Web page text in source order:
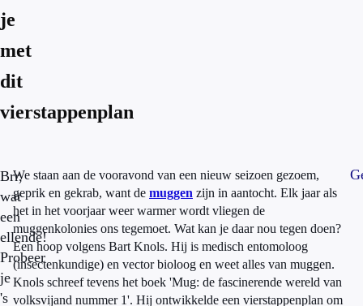
je
met
dit
vierstappenplan
Brr,
wat
een
ellende!
Probeer
je
's
We staan aan de vooravond van een nieuw seizoen gezoem,
geprik en gekrab, want de muggen zijn in aantocht. Elk jaar als
het in het voorjaar weer warmer wordt vliegen de
muggenkolonies ons tegemoet. Wat kan je daar nou tegen doen?
Een hoop volgens Bart Knols. Hij is medisch entomoloog
(insectenkundige) en vector bioloog en weet alles van muggen.
Knols schreef tevens het boek 'Mug: de fascinerende wereld van
volksvijand nummer 1'. Hij ontwikkelde een vierstappenplan om